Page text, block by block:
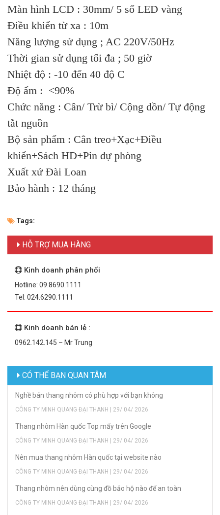
Màn hình LCD : 30mm/ 5 số LED vàng
Điều khiển từ xa : 10m
Năng lượng sử dụng ; AC 220V/50Hz
Thời gian sử dụng tối đa ; 50 giờ
Nhiệt độ : -10 đến 40 độ C
Độ ẩm : <90%
Chức năng : Cân/ Trừ bì/ Cộng dồn/ Tự động
tắt nguồn
Bộ sản phẩm : Cân treo+Xạc+Điều
khiển+Sách HD+Pin dự phòng
Xuất xứ Đài Loan
Bảo hành : 12 tháng
Tags:
HỖ TRỢ MUA HÀNG
Kinh doanh phân phối
Hotline: 09.8690.1111
Tel: 024.6290.1111
Kinh doanh bán lẻ :
0962.142.145 – Mr Trung
CÓ THỂ BẠN QUAN TÂM
Nghề bán thang nhôm có phù hợp với bạn không
CÔNG TY MINH QUANG ĐẠI THANH | 29/ 04/ 2026
Thang nhôm Hàn quốc Top mấy trên Google
CÔNG TY MINH QUANG ĐẠI THANH | 29/ 04/ 2026
Nên mua thang nhôm Hàn quốc tại website nào
CÔNG TY MINH QUANG ĐẠI THANH | 29/ 04/ 2026
Thang nhôm nên dùng cùng đồ bảo hộ nào để an toàn
CÔNG TY MINH QUANG ĐẠI THANH | 29/ 04/ 2026